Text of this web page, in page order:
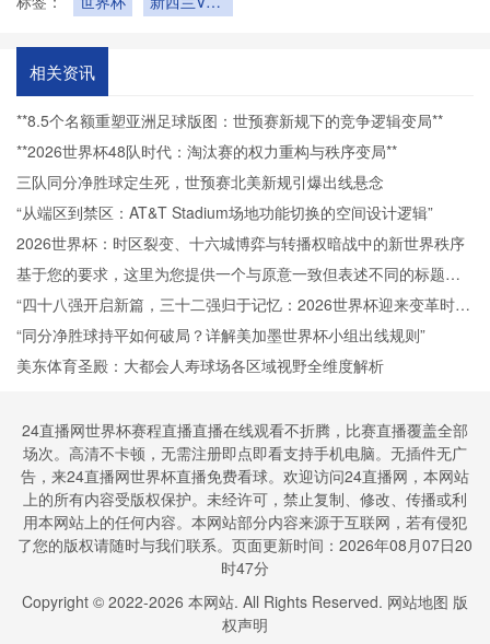
相关资讯
**8.5个名额重塑亚洲足球版图：世预赛新规下的竞争逻辑变局**
**2026世界杯48队时代：淘汰赛的权力重构与秩序变局**
三队同分净胜球定生死，世预赛北美新规引爆出线悬念
“从端区到禁区：AT&T Stadium场地功能切换的空间设计逻辑”
2026世界杯：时区裂变、十六城博弈与转播权暗战中的新世界秩序
基于您的要求，这里为您提供一个与原意一致但表述不同的标题：
<br /> <br /> **“2026世界杯多赛场同步运行中VAR资源动态分配与
裁判协作策略研究”**
“四十八强开启新篇，三十二强归于记忆：2026世界杯迎来变革时
代”
“同分净胜球持平如何破局？详解美加墨世界杯小组出线规则”
美东体育圣殿：大都会人寿球场各区域视野全维度解析
24直播网世界杯赛程直播直播在线观看不折腾，比赛直播覆盖全部
场次。高清不卡顿，无需注册即点即看支持手机电脑。无插件无广
告，来24直播网世界杯直播免费看球。欢迎访问24直播网，本网站
上的所有内容受版权保护。未经许可，禁止复制、修改、传播或利
用本网站上的任何内容。本网站部分内容来源于互联网，若有侵犯
了您的版权请随时与我们联系。页面更新时间：2026年08月07日20
时47分
Copyright © 2022-2026 本网站. All Rights Reserved. 网站地图 版
权声明